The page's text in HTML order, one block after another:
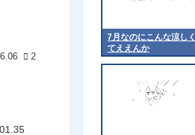
2
7月なのにこんな涼しく
てええんか